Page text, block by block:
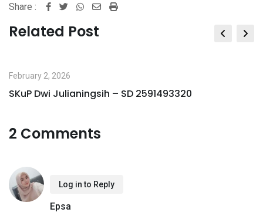
Share :
Whatsapp
SharePrint
Related Post
February 2, 2026
SKuP Dwi Julianingsih – SD 2591493320
2 Comments
Log in to Reply
Epsa